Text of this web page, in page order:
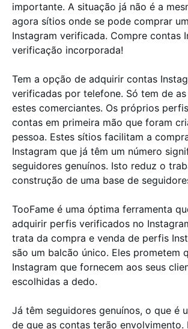
importante. A situação já não é a
agora sítios onde se pode comprar
Instagram verificada. Compre contas
verificação incorporada!
Tem a opção de adquirir contas
verificadas por telefone. Só tem de
estes comerciantes. Os próprios
contas em primeira mão que foram
pessoa. Estes sítios facilitam a
Instagram que já têm um número
seguidores genuínos. Isto reduz o
construção de uma base de
TooFame é uma óptima ferramenta
adquirir perfis verificados no
trata da compra e venda de perfis
são um balcão único. Eles prometem
Instagram que fornecem aos seus
escolhidas a dedo.
Já têm seguidores genuínos, o que é
de que as contas terão envolvimento.